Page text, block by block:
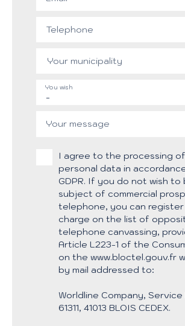
Telephone
Your municipality
-
You wish
Your message
I agree to the processing
personal data in
GDPR. If you do not wish to
subject of commercial
telephone, you can
charge on the list of
telephone canvassing,
Article L223-1 of the
on the www.bloctel.gouv.fr
by mail addressed to:
Worldline Company, Service
61311, 41013 BLOIS CEDEX.